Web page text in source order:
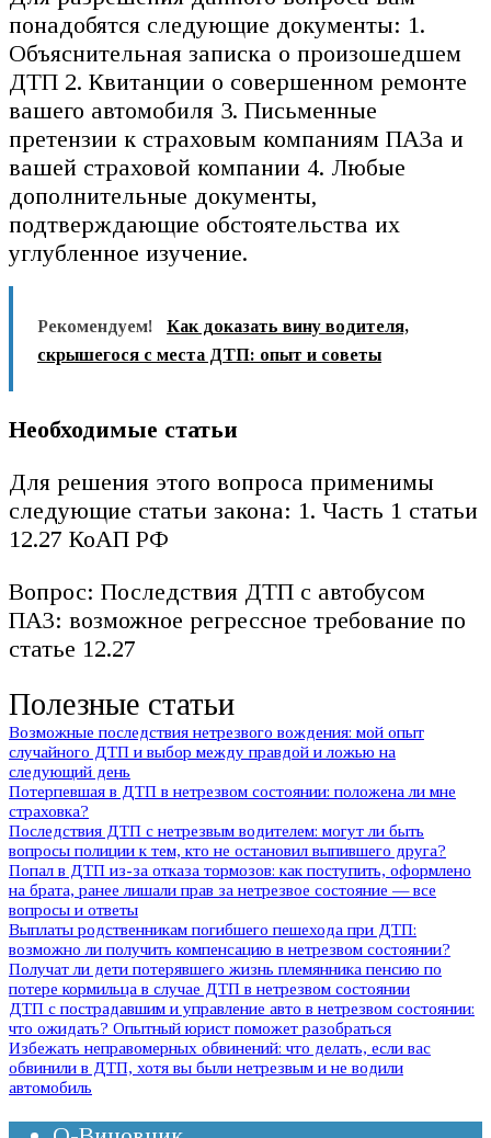
понадобятся следующие документы: 1.
Объяснительная записка о произошедшем
ДТП 2. Квитанции о совершенном ремонте
вашего автомобиля 3. Письменные
претензии к страховым компаниям ПАЗа и
вашей страховой компании 4. Любые
дополнительные документы,
подтверждающие обстоятельства их
углубленное изучение.
Рекомендуем!
Как доказать вину водителя,
скрышегося с места ДТП: опыт и советы
Необходимые статьи
Для решения этого вопроса применимы
следующие статьи закона: 1. Часть 1 статьи
12.27 КоАП РФ
Вопрос: Последствия ДТП с автобусом
ПАЗ: возможное регрессное требование по
статье 12.27
Полезные статьи
Возможные последствия нетрезвого вождения: мой опыт
случайного ДТП и выбор между правдой и ложью на
следующий день
Потерпевшая в ДТП в нетрезвом состоянии: положена ли мне
страховка?
Последствия ДТП с нетрезвым водителем: могут ли быть
вопросы полиции к тем, кто не остановил выпившего друга?
Попал в ДТП из-за отказа тормозов: как поступить, оформлено
на брата, ранее лишали прав за нетрезвое состояние — все
вопросы и ответы
Выплаты родственникам погибшего пешехода при ДТП:
возможно ли получить компенсацию в нетрезвом состоянии?
Получат ли дети потерявшего жизнь племянника пенсию по
потере кормильца в случае ДТП в нетрезвом состоянии
ДТП с пострадавшим и управление авто в нетрезвом состоянии:
что ожидать? Опытный юрист поможет разобраться
Избежать неправомерных обвинений: что делать, если вас
обвинили в ДТП, хотя вы были нетрезвым и не водили
автомобиль